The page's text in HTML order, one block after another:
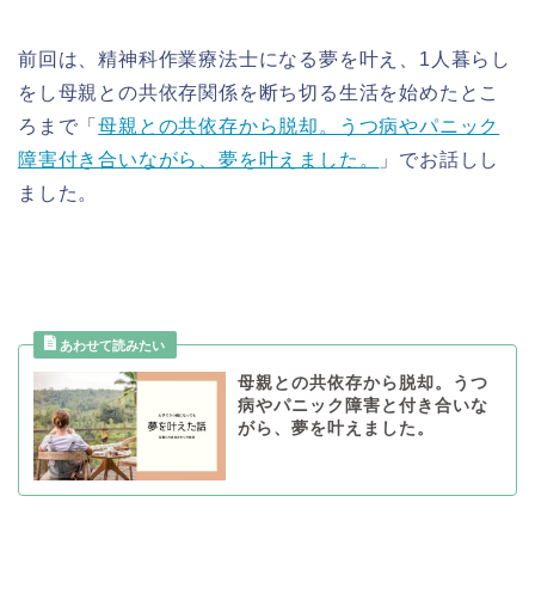
前回は、精神科作業療法士になる夢を叶え、1人暮らし
をし母親との共依存関係を断ち切る生活を始めたとこ
ろまで「母親との共依存から脱却。うつ病やパニック
障害付き合いながら、夢を叶えました。
」でお話しし
ました。
母親との共依存から脱却。うつ
病やパニック障害と付き合いな
がら、夢を叶えました。